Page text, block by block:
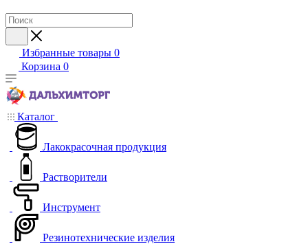
Избранные товары 0
Корзина 0
Каталог
Лакокрасочная продукция
Растворители
Инструмент
Резинотехнические изделия